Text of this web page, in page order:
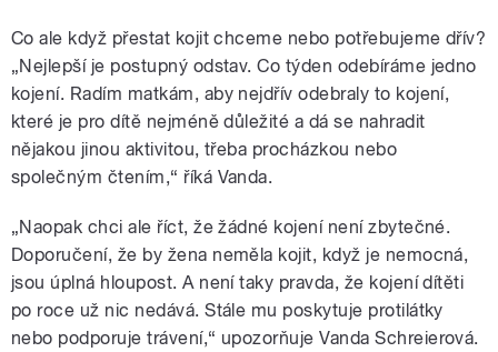
Co ale když přestat kojit chceme nebo potřebujeme dřív?
„Nejlepší je postupný odstav. Co týden odebíráme jedno
kojení. Radím matkám, aby nejdřív odebraly to kojení,
které je pro dítě nejméně důležité a dá se nahradit
nějakou jinou aktivitou, třeba procházkou nebo
společným čtením,“ říká Vanda.
„Naopak chci ale říct, že žádné kojení není zbytečné.
Doporučení, že by žena neměla kojit, když je nemocná,
jsou úplná hloupost. A není taky pravda, že kojení dítěti
po roce už nic nedává. Stále mu poskytuje protilátky
nebo podporuje trávení,“ upozorňuje Vanda Schreierová.